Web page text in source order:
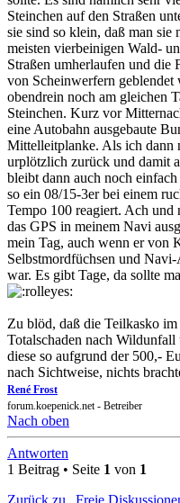
Steinchen auf den Straßen
sie sind so klein, daß man sie
meisten vierbeinigen Wald-
Straßen umherlaufen und die
von Scheinwerfern geblendet
obendrein noch am gleichen
Steinchen. Kurz vor
eine Autobahn ausgebaute
Mittelleitplanke. Als ich dann
urplötzlich zurück und damit
bleibt dann auch noch
so ein 08/15-3er bei einem
Tempo 100 reagiert. Ach und
das GPS in meinem Navi
mein Tag, auch wenn er von
Selbstmordfüchsen und
war. Es gibt Tage, da sollte
Zu blöd, daß die Teilkasko
Totalschaden nach
diese so aufgrund der 500,-
nach Sichtweise, nichts
René Frost
forum.koepenick.net - Betreiber
Nach oben
Antworten
1 Beitrag • Seite 1 von 1